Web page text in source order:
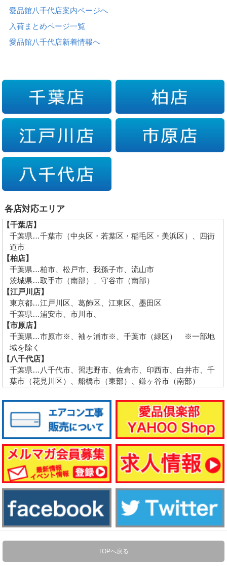
愛品館八千代店案内ページへ
入荷まとめページ一覧
愛品館八千代店新着情報へ
各店対応エリア
【千葉店】
千葉県…千葉市（中央区・若葉区・稲毛区・美浜区）、四街
道市
【柏店】
千葉県…柏市、松戸市、我孫子市、流山市
茨城県…取手市（南部）、守谷市（南部）
【江戸川店】
東京都…江戸川区、葛飾区、江東区、墨田区
千葉県…浦安市、市川市、
【市原店】
千葉県…市原市※、袖ヶ浦市※、千葉市（緑区） ※一部地
域を除く
【八千代店】
千葉県…八千代市、習志野市、佐倉市、印西市、白井市、千
葉市（花見川区）、船橋市（東部）、鎌ヶ谷市（南部）
TOPへ戻る